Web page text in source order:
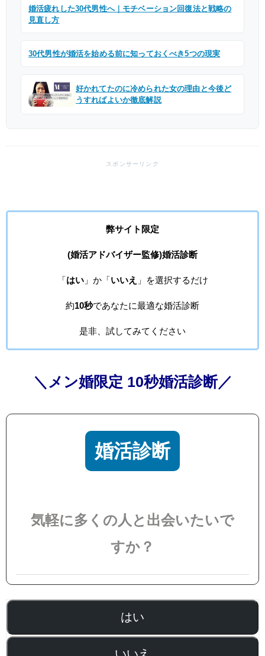
婚活疲れした30代男性へ｜モチベーション回復法と戦略の
見直し方
30代男性が婚活を始める前に知っておくべき5つの現実
好かれてたのに冷められた女の理由と今後ど
うすればよいか徹底解説
弊サイト限定
(婚活アドバイザー監修)婚活診断
「 はい」か「 いいえ 」を選択するだけ
約10秒であなたに最適な婚活診断
是非、試してみてください
＼メン婚限定 10秒婚活診断／
婚活診断
気軽に多くの人と出会いたいで
すか？
はい